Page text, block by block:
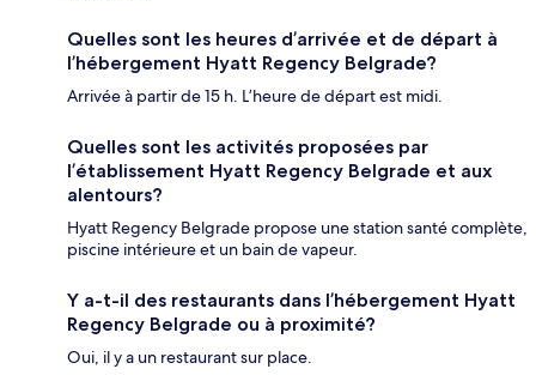
Quelles sont les heures d’arrivée et de départ à
l’hébergement Hyatt Regency Belgrade?
Arrivée à partir de 15 h. L’heure de départ est midi.
Quelles sont les activités proposées par
l’établissement Hyatt Regency Belgrade et aux
alentours?
Hyatt Regency Belgrade propose une station santé complète,
piscine intérieure et un bain de vapeur.
Y a-t-il des restaurants dans l’hébergement Hyatt
Regency Belgrade ou à proximité?
Oui, il y a un restaurant sur place.